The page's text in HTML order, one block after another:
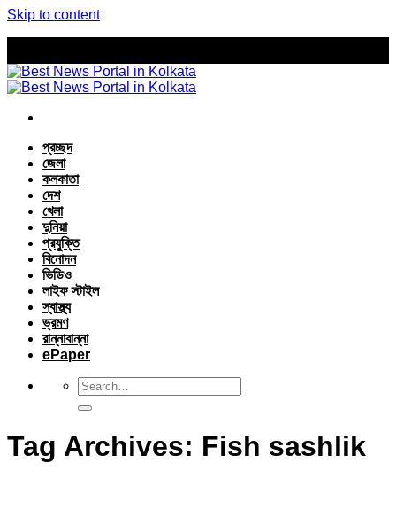
Skip to content
প্রচ্ছদ
জেলা
কলকাতা
দেশ
খেলা
দুনিয়া
প্রযুক্তি
বিনোদন
ভিডিও
লাইফ স্টাইল
স্বাস্থ্য
ভ্রমণ
রান্নাবান্না
ePaper
Tag Archives: Fish sashlik